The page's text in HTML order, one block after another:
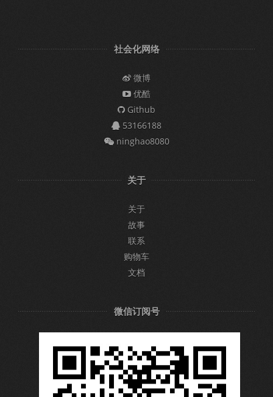
社会化网络
微博
优酷
Github
53166188
ninghao8080
关于
关于
故事
联系
购物车
文档
微信订阅号